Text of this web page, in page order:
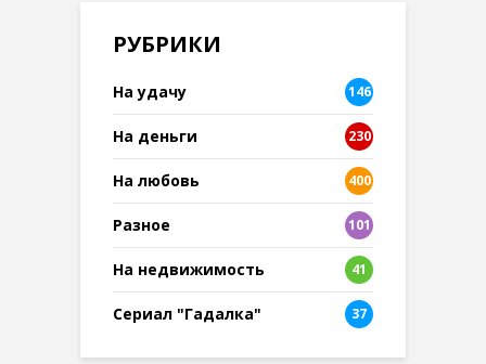
РУБРИКИ
На удачу 146
На деньги 230
На любовь 400
Разное
101
8
На недвижимость 41
Сериал "Гадалка" 37